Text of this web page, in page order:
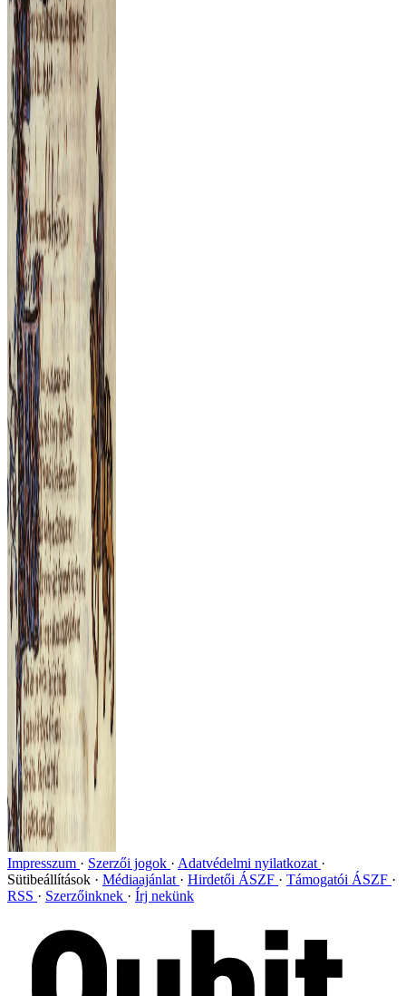
Impresszum Szerzői jogok
Adatvédelmi nyilatkozat
Sütibeállítások
Médiaajánlat Hirdetői ÁSZF
Támogatói ÁSZF
RSS
Szerzőinknek Írj nekünk